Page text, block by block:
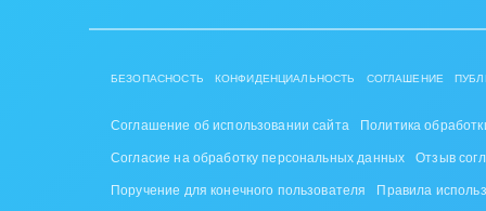
АПК
БЕЗОПАСНОСТЬ КОНФИДЕНЦИАЛЬНОСТЬ СОГЛАШЕНИЕ
Соглашение об использовании сайта
Политика
Согласие на обработку персональных данных Отзыв
Поручение для конечного пользователя
Правила